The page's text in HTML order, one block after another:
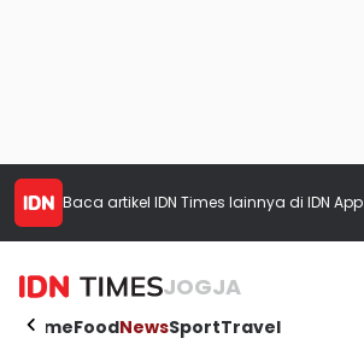
Baca artikel IDN Times lainnya di IDN App
JOGJA
HomeFoodNewsSportTravel